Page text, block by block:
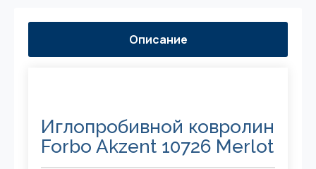
Описание
Иглопробивной ковролин
Forbo Akzent 10726 Merlot